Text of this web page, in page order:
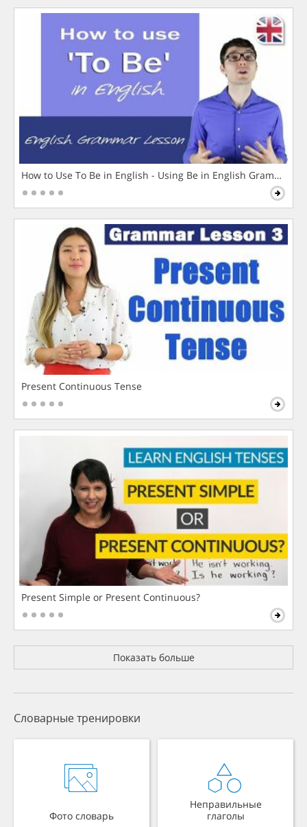
How to Use To Be in English - Using Be in English Grammar
Present Continuous Tense
Present Simple or Present Continuous?
Показать больше
Словарные тренировки
Фото словарь
Неправильные
глаголы